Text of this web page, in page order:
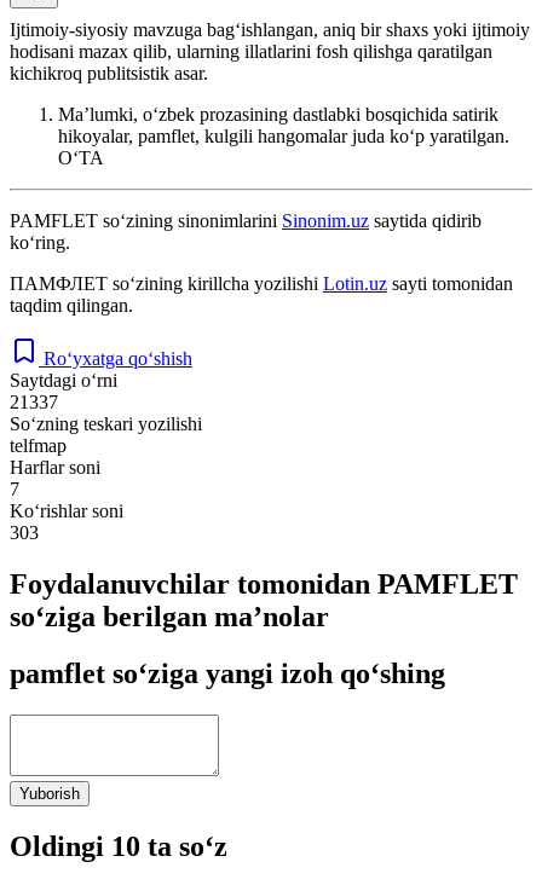
Ijtimoiy-siyosiy mavzuga bagʻishlangan, aniq bir shaxs yoki ijtimoiy
hodisani mazax qilib, ularning illatlarini fosh qilishga qaratilgan
kichikroq publitsistik asar.
Maʼlumki, oʻzbek prozasining dastlabki bosqichida satirik
hikoyalar, pamflet, kulgili hangomalar juda koʻp yaratilgan.
OʻTA
PAMFLET so‘zining sinonimlarini Sinonim.uz saytida qidirib
ko‘ring.
ПАМФЛЕТ so‘zining kirillcha yozilishi Lotin.uz sayti tomonidan
taqdim qilingan.
Ro‘yxatga qo‘shish
Saytdagi o‘rni
21337
So‘zning teskari yozilishi
telfmap
Harflar soni
7
Ko‘rishlar soni
303
Foydalanuvchilar tomonidan PAMFLET
so‘ziga berilgan ma’nolar
pamflet so‘ziga yangi izoh qo‘shing
Yuborish
Oldingi 10 ta so‘z